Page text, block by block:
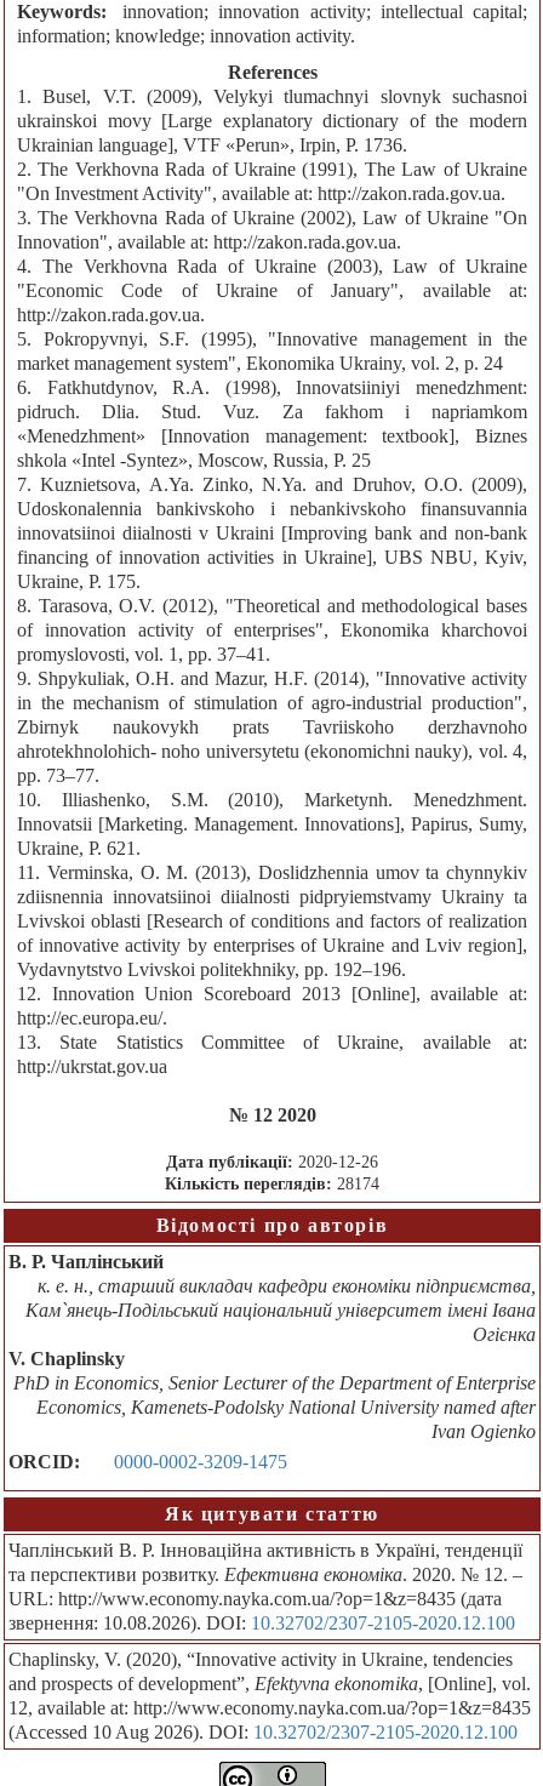
Keywords:
innovation; innovation activity; intellectual capital;
information; knowledge; innovation activity.
References
1. Busel, V.T. (2009), Velykyi tlumachnyi slovnyk suchasnoi
ukrainskoi movy [Large explanatory dictionary of the modern
Ukrainian language], VTF «Perun», Irpin, P. 1736.
2. The Verkhovna Rada of Ukraine (1991), The Law of Ukraine
"On Investment Activity", available at: http://zakon.rada.gov.ua.
3. The Verkhovna Rada of Ukraine (2002), Law of Ukraine "On
Innovation", available at: http://zakon.rada.gov.ua.
4. The Verkhovna Rada of Ukraine (2003), Law of Ukraine
"Economic Code of Ukraine of January", available at:
http://zakon.rada.gov.ua.
5. Pokropyvnyi, S.F. (1995), "Innovative management in the
market management system", Ekonomika Ukrainy, vol. 2, p. 24
6. Fatkhutdynov, R.A. (1998), Innovatsiiniyi menedzhment:
pidruch. Dlia. Stud. Vuz. Za fakhom i napriamkom
«Menedzhment» [Innovation management: textbook], Biznes
shkola «Intel -Syntez», Moscow, Russia, P. 25
7. Kuznietsova, A.Ya. Zinko, N.Ya. and Druhov, O.O. (2009),
Udoskonalennia bankivskoho i nebankivskoho finansuvannia
innovatsiinoi diialnosti v Ukraini [Improving bank and non-bank
financing of innovation activities in Ukraine], UBS NBU, Kyiv,
Ukraine, P. 175.
8. Tarasova, O.V. (2012), "Theoretical and methodological bases
of innovation activity of enterprises", Ekonomika kharchovoi
promyslovosti, vol. 1, pp. 37–41.
9. Shpykuliak, O.H. and Mazur, H.F. (2014), "Innovative activity
in the mechanism of stimulation of agro-industrial production",
Zbirnyk naukovykh prats Tavriiskoho derzhavnoho
ahrotekhnolohich- noho universytetu (ekonomichni nauky), vol. 4,
pp. 73–77.
10. Illiashenko, S.M. (2010), Marketynh. Menedzhment.
Innovatsii [Marketing. Management. Innovations], Papirus, Sumy,
Ukraine, P. 621.
11. Verminska, O. M. (2013), Doslidzhennia umov ta chynnykiv
zdiisnennia innovatsiinoi diialnosti pidpryiemstvamy Ukrainy ta
Lvivskoi oblasti [Research of conditions and factors of realization
of innovative activity by enterprises of Ukraine and Lviv region],
Vydavnytstvo Lvivskoi politekhniky, pp. 192–196.
12. Innovation Union Scoreboard 2013 [Online], available at:
http://ec.europa.eu/.
13. State Statistics Committee of Ukraine, available at:
http://ukrstat.gov.ua
№ 12 2020
Дата публікації: 2020-12-26
Кількість переглядів: 28174
Відомості про авторів
В. Р. Чаплінський
к. е. н., старший викладач кафедри економіки підприємства,
Кам`янець-Подільський національний університет імені Івана
Огієнка
V. Chaplinsky
PhD in Economics, Senior Lecturer of the Department of Enterprise
Economics, Kamenets-Podolsky National University named after
Ivan Ogienko
ORCID:
0000-0002-3209-1475
Як цитувати статтю
Чаплінський В. Р. Інноваційна активність в Україні, тенденції
та перспективи розвитку. Ефективна економіка. 2020. № 12. –
URL: http://www.economy.nayka.com.ua/?op=1&z=8435 (дата
звернення: 10.08.2026). DOI: 10.32702/2307-2105-2020.12.100
Chaplinsky, V. (2020), “Innovative activity in Ukraine, tendencies
and prospects of development”, Efektyvna ekonomika, [Online], vol.
12, available at: http://www.economy.nayka.com.ua/?op=1&z=8435
(Accessed 10 Aug 2026). DOI: 10.32702/2307-2105-2020.12.100